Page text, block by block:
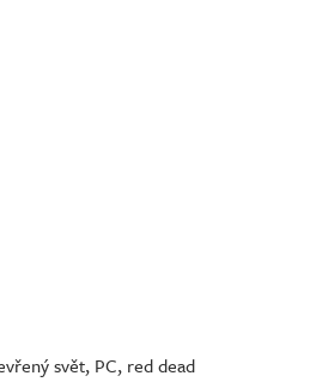
svět, PC, red dead